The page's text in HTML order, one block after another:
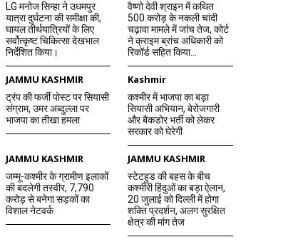
LG मनोज सिन्हा ने उधमपुर
यात्रा दुर्घटना की समीक्षा की,
घायल तीर्थयात्रियों के लिए
सर्वोत्कृष्ट चिकित्सा देखभाल
निर्देशित किया।
वैष्णो देवी श्राइन में कथित
500 करोड़ के नकली चांदी
चढ़ावा मामले में जांच तेज, कोर्ट
ने क्राइम ब्रांच अधिकारी को
रिकॉर्ड सहित किया...
JAMMU KASHMIR
ट्रंप की फर्जी पोस्ट पर सियासी
संग्राम, उमर अब्दुल्ला पर
भाजपा का तीखा हमला
Kashmir
कश्मीर में भाजपा का बड़ा
सियासी अभियान, बेरोजगारी
और बैकडोर भर्ती को लेकर
सरकार को घेरेगी
JAMMU KASHMIR
जम्मू-कश्मीर के ग्रामीण इलाकों
की बदलेगी तस्वीर, 7,790
करोड़ से बनेगा सड़कों का
विशाल नेटवर्क
JAMMU KASHMIR
स्टेटहुड की बहस के बीच
कश्मीरी हिंदुओं का बड़ा ऐलान,
20 जुलाई को दिल्ली में होगा
शक्ति प्रदर्शन, अलग सुरक्षित
क्षेत्र की मांग तेज